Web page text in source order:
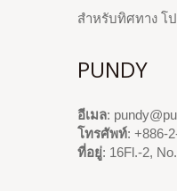
สำหรับทิศทาง โ
PUNDY
อีเมล:
โทรศัพท์: +886-
ที่อยู่: 16Fl.-2,